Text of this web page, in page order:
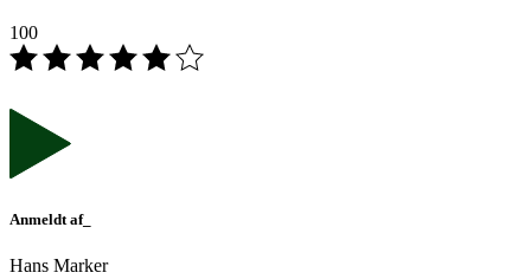
100
Anmeldt af_
Hans Marker